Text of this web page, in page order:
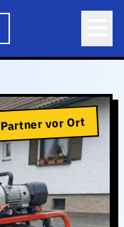
Partner vor Ort